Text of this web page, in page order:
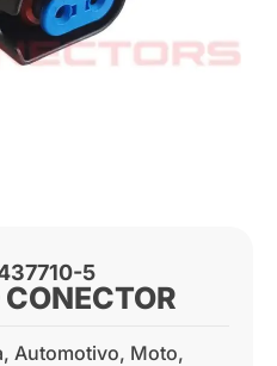
5
, Automotivo, Moto,